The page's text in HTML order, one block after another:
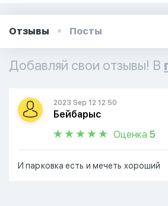
Отзывы Посты
Добавляй свои отзывы! В
2023 Sep 12 12:50
Бейбарыс
Оценка 5
И парковка есть и мечеть хороший